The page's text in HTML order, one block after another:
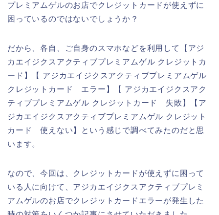
プレミアムゲルのお店でクレジットカードが使えずに
困っているのではないでしょうか？
だから、各自、ご自身のスマホなどを利用して【アジ
カエイジクスアクティブプレミアムゲル クレジットカ
ード】【 アジカエイジクスアクティブプレミアムゲル
クレジットカード エラー】【 アジカエイジクスアク
ティブプレミアムゲル クレジットカード 失敗】【ア
ジカエイジクスアクティブプレミアムゲル クレジット
カード 使えない】という感じで調べてみたのだと思
います。
なので、今回は、クレジットカードが使えずに困って
いる人に向けて、アジカエイジクスアクティブプレミ
アムゲルのお店でクレジットカードエラーが発生した